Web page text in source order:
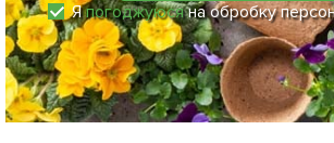
Япогоджуюсяна обробку